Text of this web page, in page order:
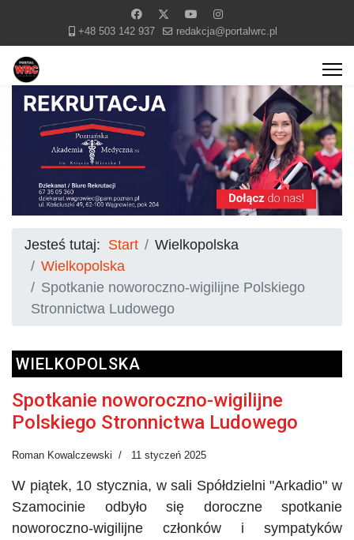
+48 503 142 937 redakcja@portalwrc.pl
Jesteś tutaj: Start
Wielkopolska
Wielkopolska
Spotkanie noworoczno-wigilijne Polskiego
Stronnictwa Ludowego
WIELKOPOLSKA
Spotkanie noworoczno-wigilijne
Polskiego Stronnictwa Ludowego
Roman Kowalczewski 11 styczeń 2025
W piątek, 10 stycznia, w sali Spółdzielni"Arkadio" w
Szamocinie odbyło się doroczne spotkanie
noworoczno-wigilijne członków i sympatyków